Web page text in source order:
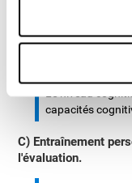
unité de calcul
exercices sont
capacités
C) Entraînement
l'évaluation.